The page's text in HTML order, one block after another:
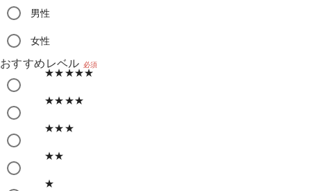
男性
女性
おすすめレベル 必須
★★★★★
★★★★
★★★
★★
★